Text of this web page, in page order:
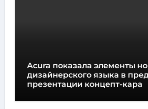
Acura показала элементы
дизайнерского языка в
презентации концепт-кара